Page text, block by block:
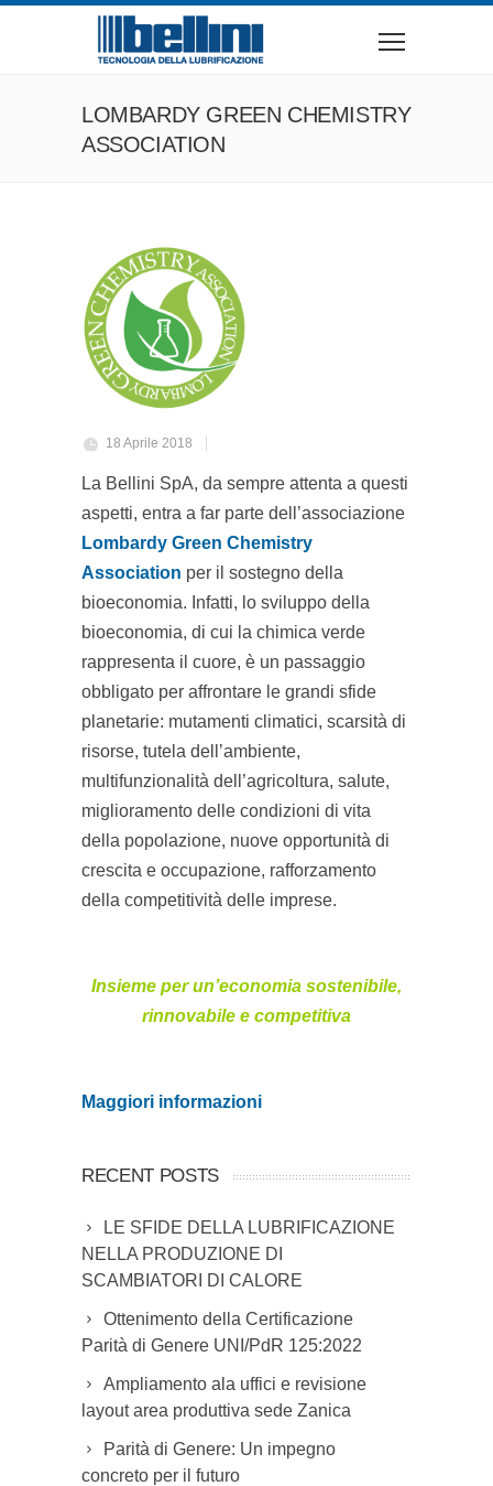
LOMBARDY GREEN CHEMISTRY
ASSOCIATION
18 Aprile 2018
La Bellini SpA, da sempre attenta a questi
aspetti, entra a far parte dell’associazione
Lombardy Green Chemistry
Association per il sostegno della
bioeconomia. Infatti, lo sviluppo della
bioeconomia, di cui la chimica verde
rappresenta il cuore, è un passaggio
obbligato per affrontare le grandi sfide
planetarie: mutamenti climatici, scarsità di
risorse, tutela dell’ambiente,
multifunzionalità dell’agricoltura, salute,
miglioramento delle condizioni di vita
della popolazione, nuove opportunità di
crescita e occupazione, rafforzamento
della competitività delle imprese.
Insieme per un’economia sostenibile,
rinnovabile e competitiva
Maggiori informazioni
RECENT POSTS
LE SFIDE DELLA LUBRIFICAZIONE
NELLA PRODUZIONE DI
SCAMBIATORI DI CALORE
Ottenimento della Certificazione
Parità di Genere UNI/PdR 125:2022
Ampliamento ala uffici e revisione
layout area produttiva sede Zanica
Parità di Genere: Un impegno
concreto per il futuro